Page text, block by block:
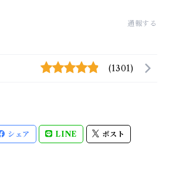
通報する
(1301)
シェア LINE ポスト